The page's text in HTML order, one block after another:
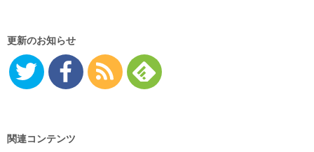
更新のお知らせ
関連コンテンツ